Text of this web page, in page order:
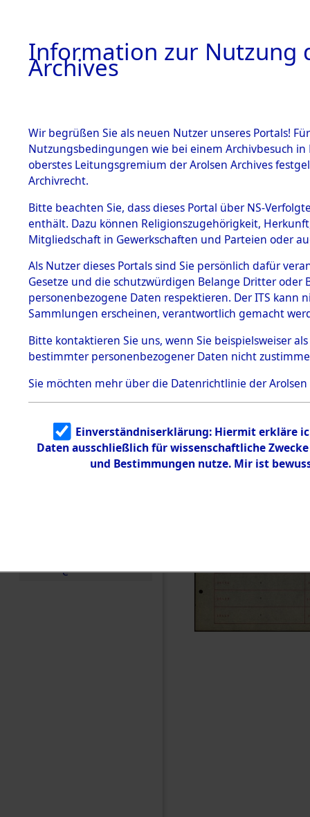
BESTÄNDE
1.
mente
5. Verschiedenes
5.3
Todesmärsche
5.3.1 Alliierte
Erhebungen
zu
Todesmärsch
en
5.3.2
Identifizierun
g
5.3.3
Todesmärsch
e
Dead -
Branch -
0014
Information zur Nutzung
Archives
Wir begrüßen Sie als neuen Nutzer unseres Portals!
Nutzungsbedingungen wie bei einem Archivbesuch
oberstes Leitungsgremium der Arolsen Archives
Archivrecht.
Bitte beachten Sie, dass dieses Portal über NS-
enthält. Dazu können Religionszugehörigkeit,
Mitgliedschaft in Gewerkschaften und Parteien oder
Als Nutzer dieses Portals sind Sie persönlich dafür
Gesetze und die schutzwürdigen Belange Dritter
personenbezogene Daten respektieren. Der ITS
Sammlungen erscheinen, verantwortlich gemacht
Bitte kontaktieren Sie uns, wenn Sie beispielsweiser
bestimmter personenbezogener Daten nicht
Sie möchten mehr über die Datenrichtlinie der Arolsen
Einverständniserklärung: Hiermit erkläre
Daten ausschließlich für wissenschaftliche
und Bestimmungen nutze. Mir ist